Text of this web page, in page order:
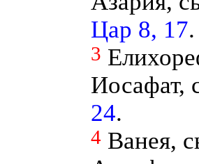
Цар 8, 17.
3
Иосафат,
24.
4 Ванея,